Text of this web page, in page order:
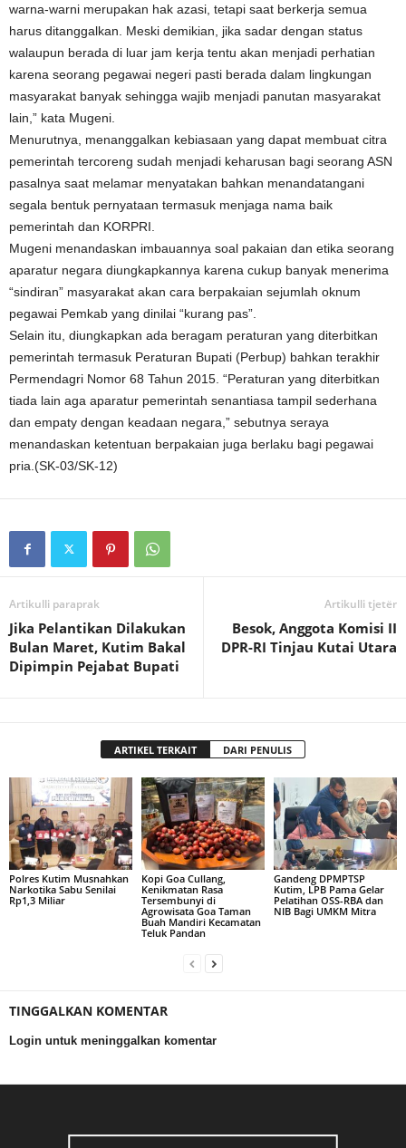
warna-warni merupakan hak azasi, tetapi saat berkerja semua
harus ditanggalkan. Meski demikian, jika sadar dengan status
walaupun berada di luar jam kerja tentu akan menjadi perhatian
karena seorang pegawai negeri pasti berada dalam lingkungan
masyarakat banyak sehingga wajib menjadi panutan masyarakat
lain,” kata Mugeni.
Menurutnya, menanggalkan kebiasaan yang dapat membuat citra
pemerintah tercoreng sudah menjadi keharusan bagi seorang ASN
pasalnya saat melamar menyatakan bahkan menandatangani
segala bentuk pernyataan termasuk menjaga nama baik
pemerintah dan KORPRI.
Mugeni menandaskan imbauannya soal pakaian dan etika seorang
aparatur negara diungkapkannya karena cukup banyak menerima
“sindiran” masyarakat akan cara berpakaian sejumlah oknum
pegawai Pemkab yang dinilai “kurang pas”.
Selain itu, diungkapkan ada beragam peraturan yang diterbitkan
pemerintah termasuk Peraturan Bupati (Perbup) bahkan terakhir
Permendagri Nomor 68 Tahun 2015. “Peraturan yang diterbitkan
tiada lain aga aparatur pemerintah senantiasa tampil sederhana
dan empaty dengan keadaan negara,” sebutnya seraya
menandaskan ketentuan berpakaian juga berlaku bagi pegawai
pria.(SK-03/SK-12)
Artikulli paraprak
Jika Pelantikan Dilakukan
Bulan Maret, Kutim Bakal
Dipimpin Pejabat Bupati
Artikulli tjetër
Besok, Anggota Komisi II
DPR-RI Tinjau Kutai Utara
ARTIKEL TERKAIT DARI PENULIS
Polres Kutim Musnahkan
Narkotika Sabu Senilai
Rp1,3 Miliar
Kopi Goa Cullang,
Kenikmatan Rasa
Tersembunyi di
Agrowisata Goa Taman
Buah Mandiri Kecamatan
Teluk Pandan
Gandeng DPMPTSP
Kutim, LPB Pama Gelar
Pelatihan OSS-RBA dan
NIB Bagi UMKM Mitra
TINGGALKAN KOMENTAR
Login untuk meninggalkan komentar